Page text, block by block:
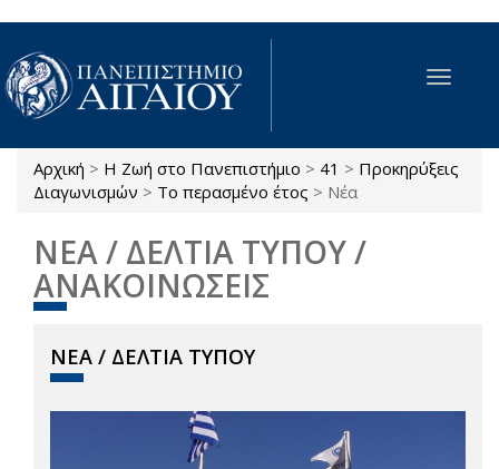
Παράκαμψη προς το κυρίως περιεχόμενο
Toggle
Είστε εδώ
Αρχική > Η Ζωή στο Πανεπιστήμιο > 41 > Προκηρύξεις
Διαγωνισμών > Το περασμένο έτος > Νέα
ΝΕΑ / ΔΕΛΤΙΑ ΤΥΠΟΥ /
ΑΝΑΚΟΙΝΩΣΕΙΣ
ΝΕΑ / ΔΕΛΤΙΑ ΤΥΠΟΥ